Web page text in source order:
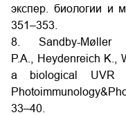
экспер. биологии
351–353.
8. Sandby-
P.A., Heydenreich K.,
a biological UVR
33–40.